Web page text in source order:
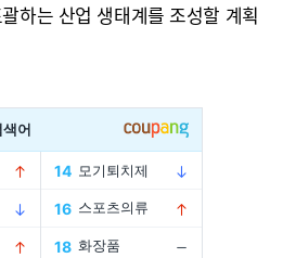
하는 산업 생태계를 조성할 계획